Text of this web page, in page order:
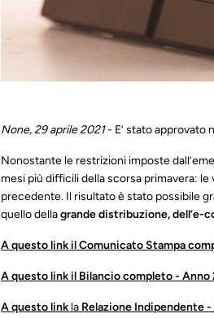
None, 29 aprile 2021- E’ stato approvato
Nonostante le restrizioni imposte
mesi più difficili della scorsa primavera:
precedente. Il risultato è stato possibile
quello dellagrande distribuzione, dell’e-
A questo link il Comunicato Stampa
A questo link il Bilancio completo - Anno
A questolink la Relazione Indipendente